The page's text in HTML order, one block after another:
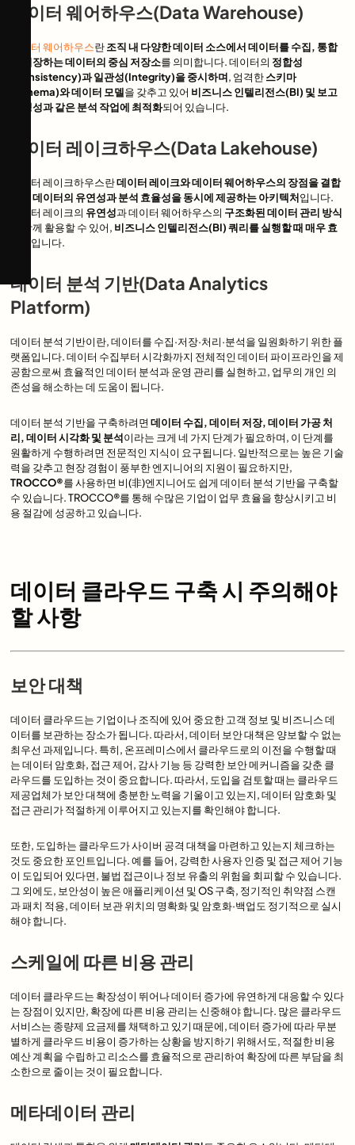
데이터 웨어하우스(Data Warehouse)
데이터 웨어하우스란조직 내 다양한 데이터 소스에서 데이터를 수집, 통합
및 저장하는 데이터의 중심 저장소를 의미합니다. 데이터의 정합성
(Consistency)과 일관성(Integrity)을 중시하며, 엄격한스키마
(Schema)와 데이터 모델을 갖추고 있어 비즈니스 인텔리전스(BI) 및 보고
서 생성과 같은 분석 작업에 최적화되어 있습니다.
데이터 레이크하우스(Data Lakehouse)
데이터 레이크하우스란데이터 레이크와 데이터 웨어하우스의 장점을 결합
하여 데이터의 유연성과 분석 효율성을 동시에 제공하는 아키텍처입니다.
데이터 레이크의 유연성과 데이터 웨어하우스의 구조화된 데이터 관리 방식
을 함께 활용할 수 있어, 비즈니스 인텔리전스(BI) 쿼리를 실행할 때 매우 효
입니다.
데이터 분석 기반(Data Analytics
Platform)
데이터 분석 기반이란, 데이터를 수집·저장·처리·분석을 일원화하기 위한 플
랫폼입니다. 데이터 수집부터 시각화까지 전체적인 데이터 파이프라인을 제
공함으로써 효율적인 데이터 분석과 운영 관리를 실현하고, 업무의 개인 의
존성을 해소하는 데 도움이 됩니다.
데이터 분석 기반을 구축하려면데이터 수집, 데이터 저장, 데이터 가공 처
리, 데이터 시각화 및 분석이라는 크게 네 가지 단계가 필요하며, 이 단계를
원활하게 수행하려면 전문적인 지식이 요구됩니다. 일반적으로는 높은 기술
력을 갖추고 현장 경험이 풍부한 엔지니어의 지원이 필요하지만,
TROCCO®를 사용하면 비(非)엔지니어도 쉽게 데이터 분석 기반을 구축할
수 있습니다. TROCCO®를 통해 수많은 기업이 업무 효율을 향상시키고 비
용 절감에 성공하고 있습니다.
데이터 클라우드 구축 시 주의해야
할 사항
보안 대책
데이터 클라우드는 기업이나 조직에 있어 중요한 고객 정보 및 비즈니스 데
이터를 보관하는 장소가 됩니다. 따라서, 데이터 보안 대책은 양보할 수 없는
최우선 과제입니다. 특히, 온프레미스에서 클라우드로의 이전을 수행할 때
는 데이터 암호화, 접근 제어, 감사 기능 등 강력한 보안 메커니즘을 갖춘 클
라우드를 도입하는 것이 중요합니다. 따라서, 도입을 검토할 때는 클라우드
제공업체가 보안 대책에 충분한 노력을 기울이고 있는지, 데이터 암호화 및
접근 관리가 적절하게 이루어지고 있는지를 확인해야 합니다.
또한, 도입하는 클라우드가 사이버 공격 대책을 마련하고 있는지 체크하는
것도 중요한 포인트입니다. 예를 들어, 강력한 사용자 인증 및 접근 제어 기능
이 도입되어 있다면, 불법 접근이나 정보 유출의 위험을 회피할 수 있습니다.
그 외에도, 보안성이 높은 애플리케이션 및 OS 구축, 정기적인 취약점 스캔
과 패치 적용, 데이터 보관 위치의 명확화 및 암호화·백업도 정기적으로 실시
해야 합니다.
스케일에 따른 비용 관리
데이터 클라우드는 확장성이 뛰어나 데이터 증가에 유연하게 대응할 수 있다
는 장점이 있지만, 확장에 따른 비용 관리는 신중해야 합니다. 많은 클라우드
서비스는 종량제 요금제를 채택하고 있기 때문에, 데이터 증가에 따라 무분
별하게 클라우드 비용이 증가하는 상황을 방지하기 위해서도, 적절한 비용
예산 계획을 수립하고 리소스를 효율적으로 관리하여 확장에 따른 부담을 최
소한으로 줄이는 것이 필요합니다.
메타데이터 관리